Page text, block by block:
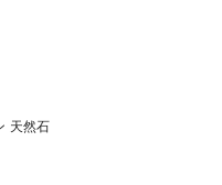
天然石